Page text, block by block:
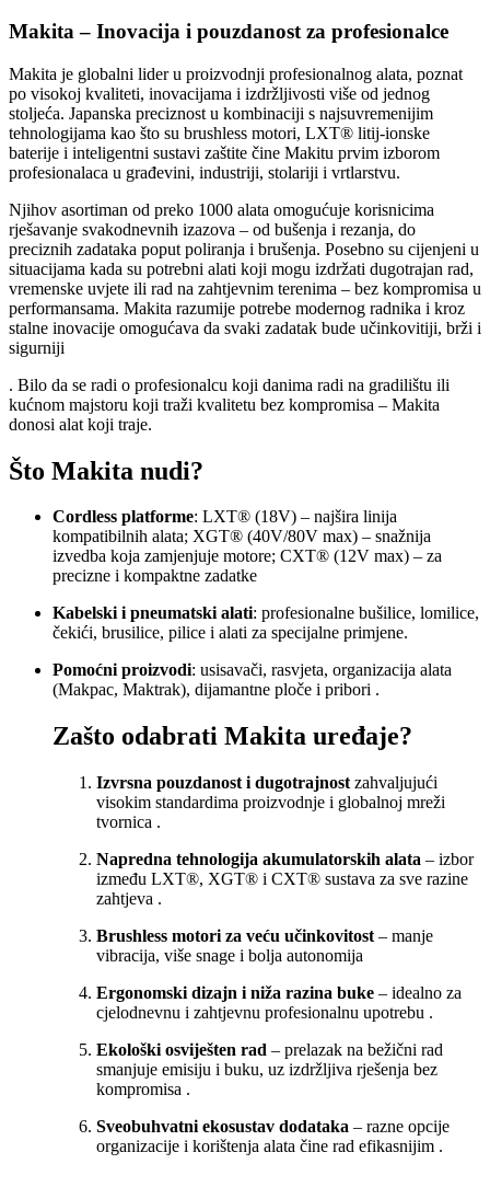
Makita – Inovacija i pouzdanost za profesionalce
Makita je globalni lider u proizvodnji profesionalnog alata, poznat
po visokoj kvaliteti, inovacijama i izdržljivosti više od jednog
stoljeća. Japanska preciznost u kombinaciji s najsuvremenijim
tehnologijama kao što su brushless motori, LXT® litij-ionske
baterije i inteligentni sustavi zaštite čine Makitu prvim izborom
profesionalaca u građevini, industriji, stolariji i vrtlarstvu.
Njihov asortiman od preko 1000 alata omogućuje korisnicima
rješavanje svakodnevnih izazova – od bušenja i rezanja, do
preciznih zadataka poput poliranja i brušenja. Posebno su cijenjeni u
situacijama kada su potrebni alati koji mogu izdržati dugotrajan rad,
vremenske uvjete ili rad na zahtjevnim terenima – bez kompromisa u
performansama. Makita razumije potrebe modernog radnika i kroz
stalne inovacije omogućava da svaki zadatak bude učinkovitiji, brži i
sigurniji
. Bilo da se radi o profesionalcu koji danima radi na gradilištu ili
kućnom majstoru koji traži kvalitetu bez kompromisa – Makita
donosi alat koji traje.
Što Makita nudi?
Cordless platforme: LXT® (18V) – najšira linija
kompatibilnih alata; XGT® (40V/80V max) – snažnija
izvedba koja zamjenjuje motore; CXT® (12V max) – za
precizne i kompaktne zadatke
Kabelski i pneumatski alati: profesionalne bušilice, lomilice,
čekići, brusilice, pilice i alati za specijalne primjene.
Pomoćni proizvodi: usisavači, rasvjeta, organizacija alata
(Makpac, Maktrak), dijamantne ploče i pribori .
Zašto odabrati Makita uređaje?
Izvrsna pouzdanost i dugotrajnost zahvaljujući
visokim standardima proizvodnje i globalnoj mreži
tvornica .
Napredna tehnologija akumulatorskih alata – izbor
između LXT®, XGT® i CXT® sustava za sve razine
zahtjeva .
Brushless motori za veću učinkovitost – manje
vibracija, više snage i bolja autonomija
Ergonomski dizajn i niža razina buke – idealno za
cjelodnevnu i zahtjevnu profesionalnu upotrebu .
Ekološki osviješten rad – prelazak na bežični rad
smanjuje emisiju i buku, uz izdržljiva rješenja bez
kompromisa .
Sveobuhvatni ekosustav dodataka – razne opcije
organizacije i korištenja alata čine rad efikasnijim .